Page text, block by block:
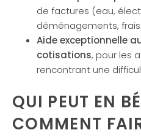
de factures (eau,
déménagements, frais
Aide exceptionnelle
cotisations, pour les
rencontrant une
QUI PEUT EN
COMMENT